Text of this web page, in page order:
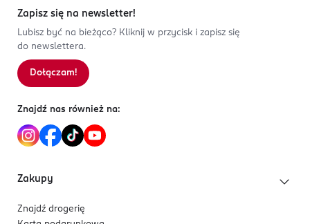
Zapisz się na newsletter!
Lubisz być na bieżąco? Kliknij w przycisk i zapisz się
do newslettera.
Dołączam!
Znajdź nas również na:
Zakupy
Znajdź drogerię